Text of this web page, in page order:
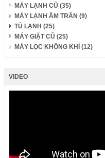
MÁY LẠNH CŨ (35)
MÁY LẠNH ÂM TRẦN (9)
TỦ LẠNH (25)
MÁY GIẶT CŨ (25)
MÁY LỌC KHÔNG KHÍ (12)
VIDEO